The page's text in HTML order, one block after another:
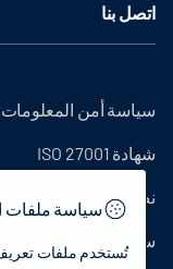
اتصل بنا
سياسة أمن المعلومات
شهادة ISO 27001
نص التوضيح
سياسة الخصوصية
سياسة ملفات
تُستخدم ملفات